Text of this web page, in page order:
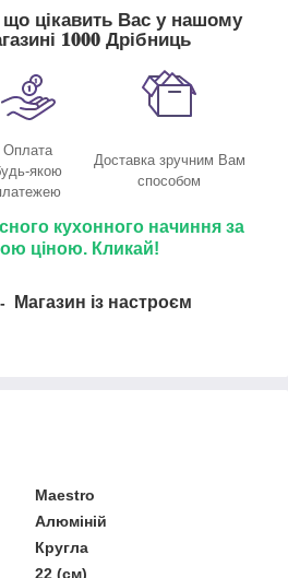
цікавить Вас у нашому
𝟏𝟎𝟎𝟎 Дрібниць
Оплата
якою
Доставка зручним Вам
способом
кухонного начиння за
ціною. Кликай!
- Магазин із настроєм
Maestro
Алюміній
Кругла
22 (см)